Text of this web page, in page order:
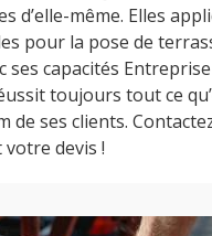
d’elle-même. Elles
pour la pose de
ses capacités
toujours tout ce
de ses clients.
devis !